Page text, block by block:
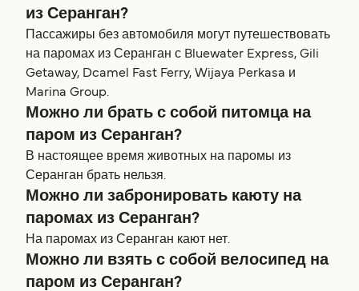
из Серанган?
Пассажиры без автомобиля могут путешествовать
на паромах из Серанган с Bluewater Express, Gili
Getaway, Dcamel Fast Ferry, Wijaya Perkasa и
Marina Group.
Можно ли брать с собой питомца на
паром из Серанган?
В настоящее время животных на паромы из
Серанган брать нельзя.
Можно ли забронировать каюту на
паромах из Серанган?
На паромах из Серанган кают нет.
Можно ли взять с собой велосипед на
паром из Серанган?